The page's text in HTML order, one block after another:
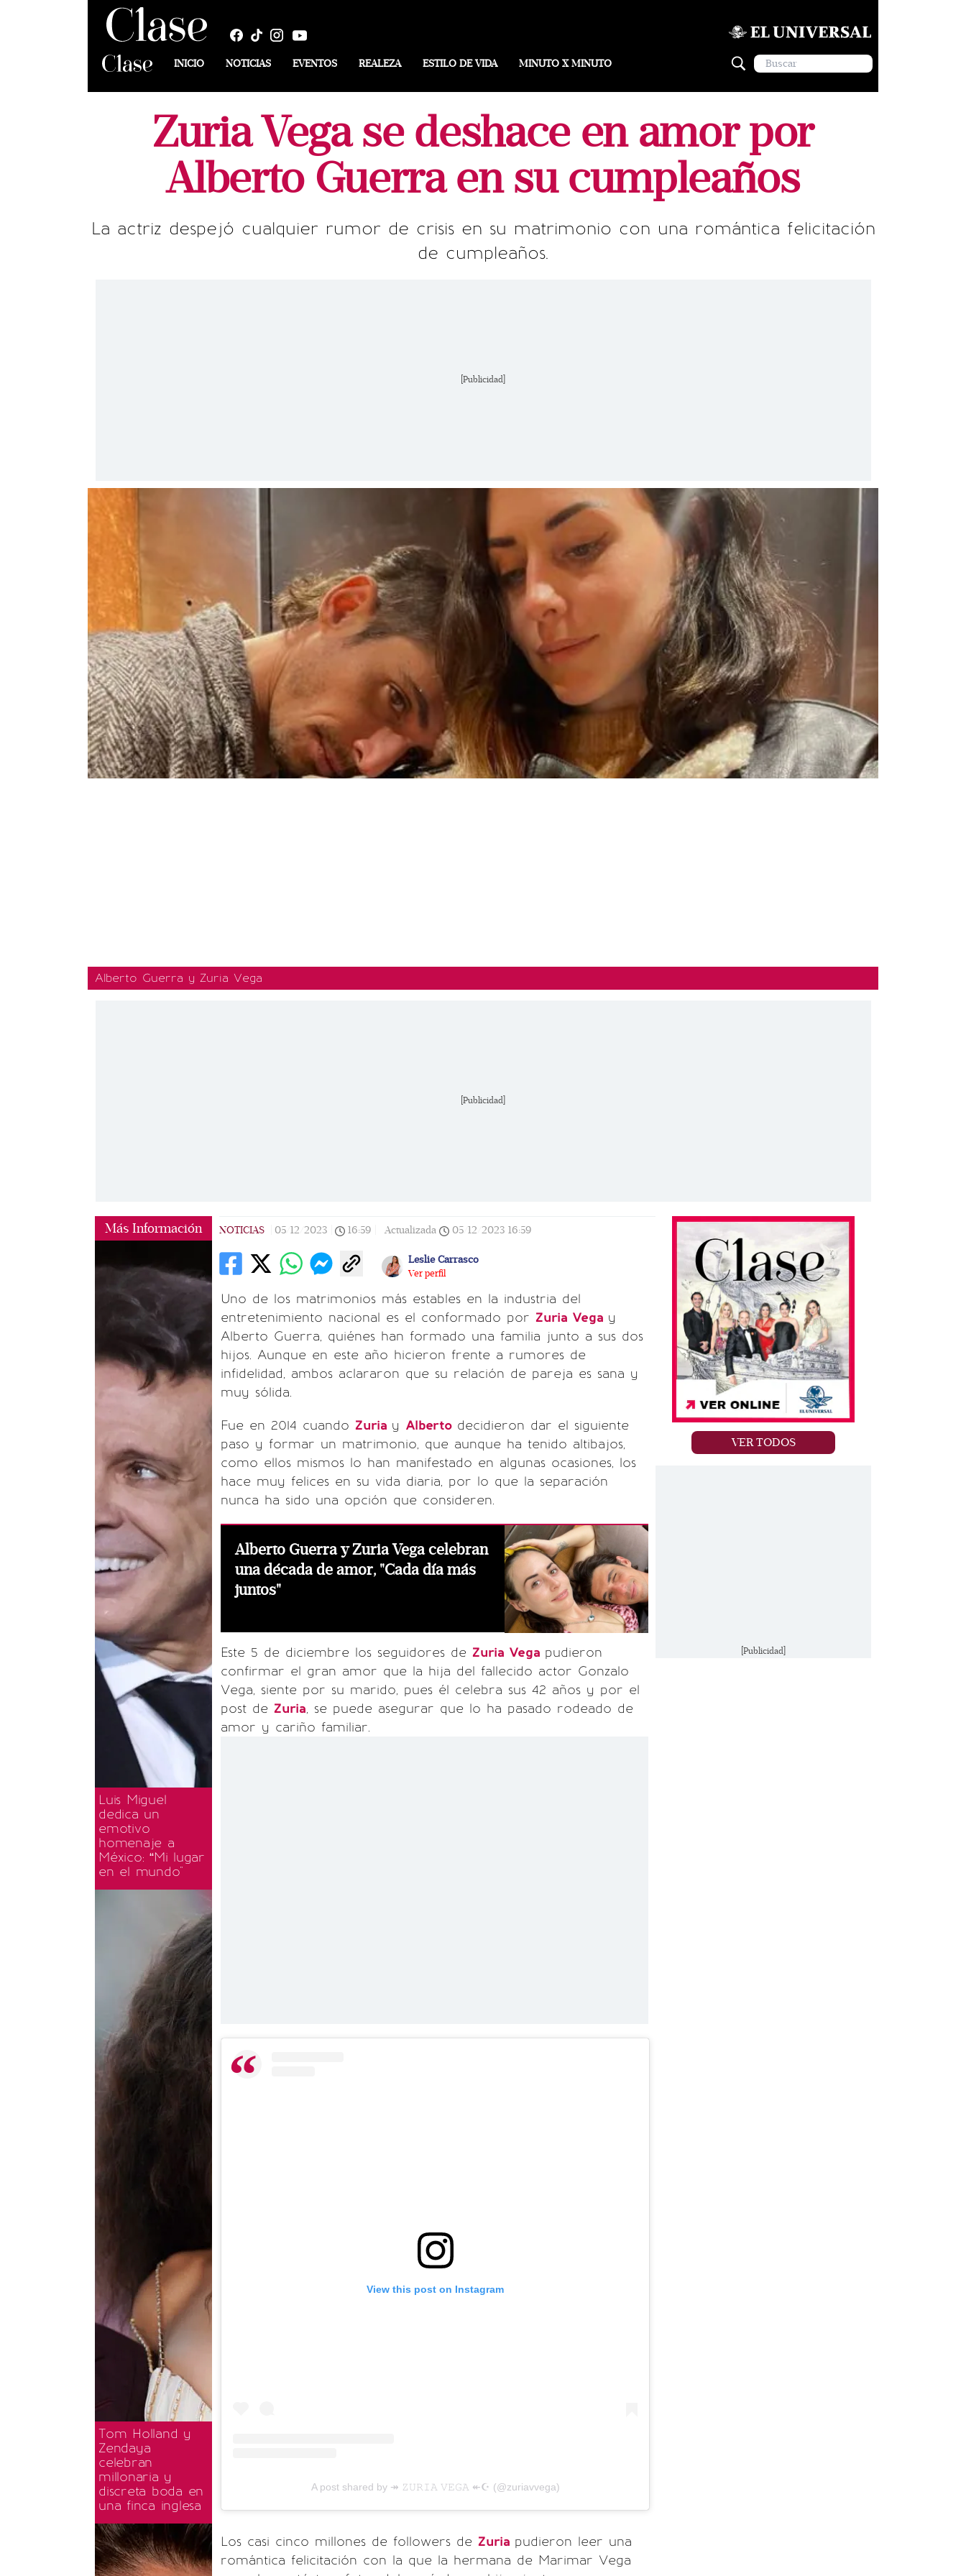
INICIO NOTICIAS EVENTOS REALEZA ESTILO DE VIDA MINUTO X MINUTO
Zuria Vega se deshace en amor por
Alberto Guerra en su cumpleaños
La actriz despejó cualquier rumor de crisis en su matrimonio con una romántica felicitación
de cumpleaños.
[Publicidad]
Alberto Guerra y Zuria Vega
[Publicidad]
Más Información
Luis Miguel
dedica un
emotivo
homenaje a
México: “Mi lugar
en el mundo"
Tom Holland y
Zendaya
celebran
millonaria y
discreta boda en
una finca inglesa
NOTICIAS 05/12/2023 16:59 Actualizada 05/12/2023 16:59
Leslie Carrasco
Ver perfil
Uno de los matrimonios más estables en la industria del
entretenimiento nacional es el conformado por Zuria Vega y
Alberto Guerra, quiénes han formado una familia junto a sus dos
hijos. Aunque en este año hicieron frente a rumores de
infidelidad, ambos aclararon que su relación de pareja es sana y
muy sólida.
Fue en 2014 cuando Zuria y Alberto decidieron dar el siguiente
paso y formar un matrimonio, que aunque ha tenido altibajos,
como ellos mismos lo han manifestado en algunas ocasiones, los
hace muy felices en su vida diaria, por lo que la separación
nunca ha sido una opción que consideren.
Alberto Guerra y Zuria Vega celebran
una década de amor, "Cada día más
juntos"
Este 5 de diciembre los seguidores de Zuria Vega pudieron
confirmar el gran amor que la hija del fallecido actor Gonzalo
Vega, siente por su marido, pues él celebra sus 42 años y por el
post de Zuria, se puede asegurar que lo ha pasado rodeado de
amor y cariño familiar.
View this post on Instagram
A post shared by ↠ 𝚉𝚄𝚁𝙸𝙰 𝚅𝙴𝙶𝙰 ↞☪ (@zuriavvega)
Los casi cinco millones de followers de Zuria pudieron leer una
romántica felicitación con la que la hermana de Marimar Vega
VER TODOS
[Publicidad]